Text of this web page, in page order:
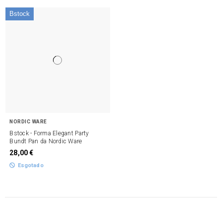
Bstock
NORDIC WARE
Bstock - Forma Elegant Party
Bundt Pan da Nordic Ware
28,00 €
Esgotado